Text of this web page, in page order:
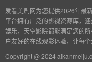
爱看美剧网为您提供2026年最
平台拥有广泛的影视资源库，
娱乐，天空影院都能满足您的
户友好的在线观影体验，让每
Copyright @ 2024